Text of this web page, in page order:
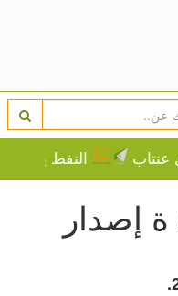
النفط يرتفع